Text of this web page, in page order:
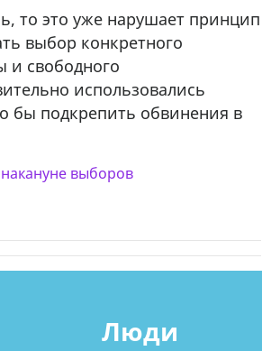
то это уже нарушает принцип
выбор конкретного
и свободного
использовались
бы подкрепить обвинения в
выборов
Люди